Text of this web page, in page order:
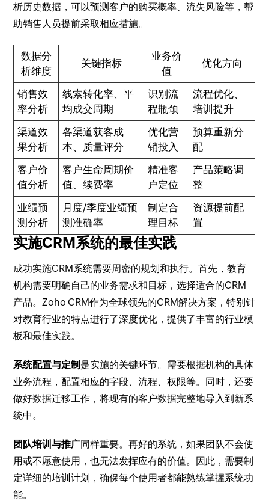
析历史数据，可以预测客户的购买概率、流失风险等，帮
助销售人员提前采取相应措施。
数据分
析维度
关键指标
业务价
值
优化方向
销售效
率分析
线索转化率、平
均成交周期
识别流
程瓶颈
流程优化、
培训提升
渠道效
果分析
各渠道获客成
本、质量评分
优化营
销投入
预算重新分
配
客户价
值分析
客户生命周期价
值、续费率
精准客
户定位
产品策略调
整
业绩预
测分析
月度/季度业绩预
测准确率
制定合
理目标
资源提前配
置
实施CRM系统的最佳实践
成功实施CRM系统需要周密的规划和执行。首先，教育
机构需要明确自己的业务需求和目标，选择适合的CRM
产品。Zoho CRM作为全球领先的CRM解决方案，特别针
对教育行业的特点进行了深度优化，提供了丰富的行业模
板和最佳实践。
系统配置与定制 是实施的关键环节。需要根据机构的具体
业务流程，配置相应的字段、流程、权限等。同时，还要
做好数据迁移工作，将现有的客户数据完整地导入到新系
统中。
团队培训与推广同样重要。再好的系统，如果团队不会使
用或不愿意使用，也无法发挥应有的价值。因此，需要制
定详细的培训计划，确保每个使用者都能熟练掌握系统功
能。